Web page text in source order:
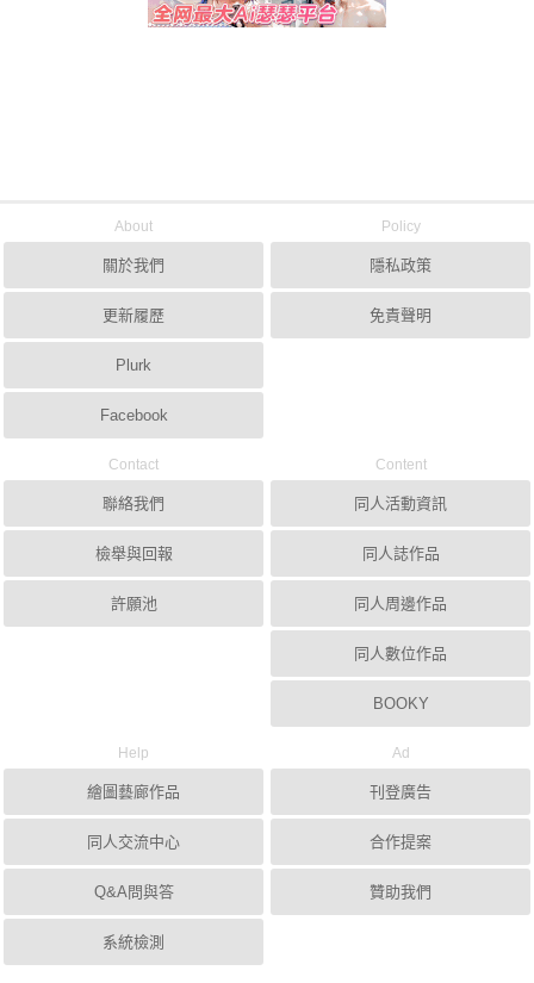
About
關於我們
更新履歷
Plurk
Facebook
Policy
隱私政策
免責聲明
Contact
聯絡我們
檢舉與回報
許願池
Content
同人活動資訊
同人誌作品
同人周邊作品
同人數位作品
BOOKY
Help
繪圖藝廊作品
同人交流中心
Q&A問與答
系統檢測
Ad
刊登廣告
合作提案
贊助我們